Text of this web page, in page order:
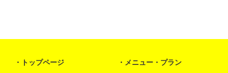
トップページ メニュー・プラン